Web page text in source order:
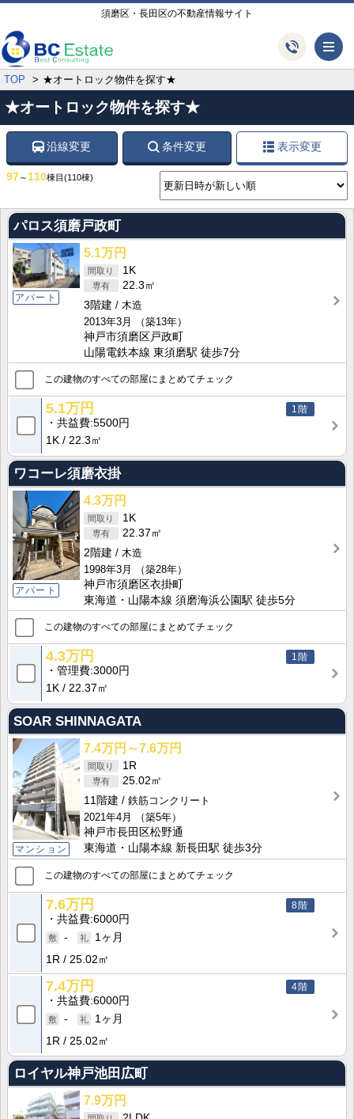
須磨区・長田区の不動産情報サイト
TOP ★オートロック物件を探す★
★オートロック物件を探す★
沿線変更 条件変更 表示変更
97～ 110棟目 (110棟)
パロス須磨戸政町
アパート
5.1万円
1K
22.3㎡
3階建
木造
2013年3月
（築13年）
神戸市須磨区戸政町
山陽電鉄本線 東須磨駅 徒歩7分
この建物のすべての部屋にまとめてチェック
1階
5.1万円
共益費 5500円
1K
22.3㎡
ワコーレ須磨衣掛
アパート
4.3万円
1K
22.37㎡
2階建
木造
1998年3月
（築28年）
神戸市須磨区衣掛町
東海道・山陽本線 須磨海浜公園駅 徒歩5分
この建物のすべての部屋にまとめてチェック
1階
4.3万円
管理費 3000円
1K
22.37㎡
SOAR SHINNAGATA
マンション
7.4万円～7.6万円
1R
25.02㎡
11階建
鉄筋コンクリート
2021年4月
（築5年）
神戸市長田区松野通
東海道・山陽本線 新長田駅 徒歩3分
この建物のすべての部屋にまとめてチェック
8階
7.6万円
共益費 6000円
-
1ヶ月
1R
25.02㎡
4階
7.4万円
共益費 6000円
-
1ヶ月
1R
25.02㎡
ロイヤル神戸池田広町
7.9万円